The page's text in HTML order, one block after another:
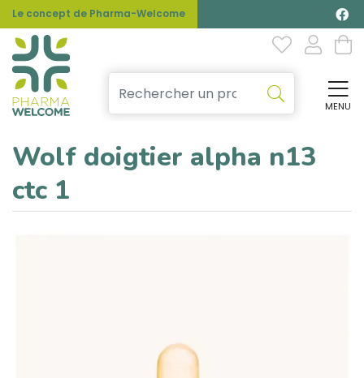
Le concept de Pharma-Welcome
MENU
Wolf doigtier alpha n13
ctc 1